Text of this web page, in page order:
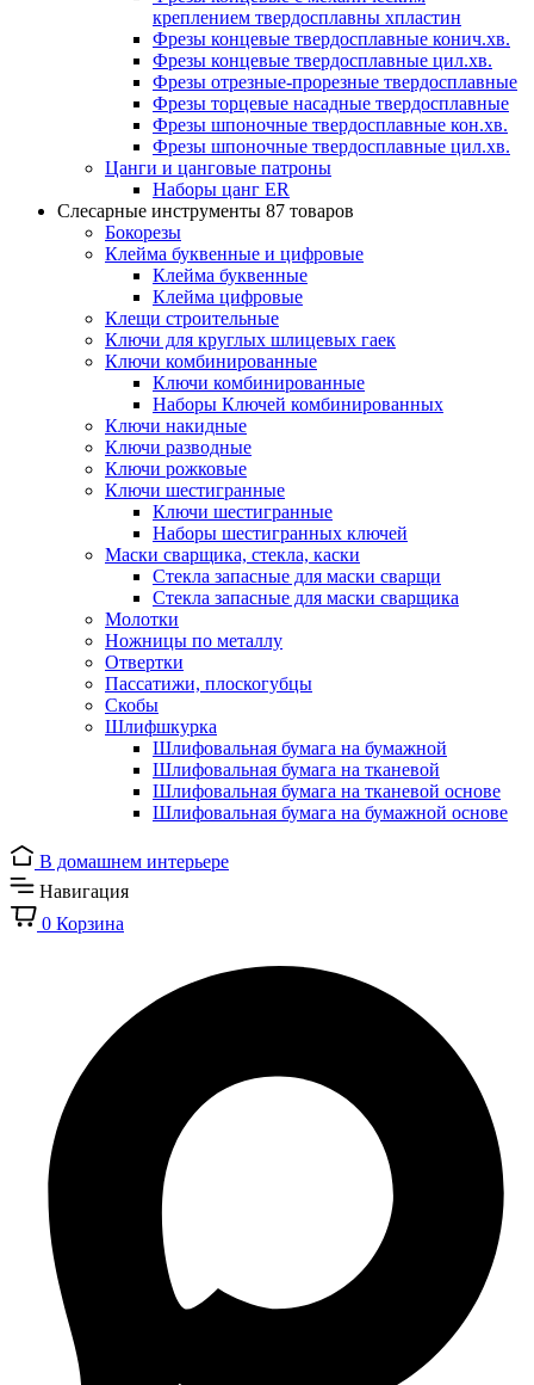
креплением твердосплавны хпластин
Фрезы концевые твердосплавные конич.хв.
Фрезы концевые твердосплавные цил.хв.
Фрезы отрезные-прорезные твердосплавные
Фрезы торцевые насадные твердосплавные
Фрезы шпоночные твердосплавные кон.хв.
Фрезы шпоночные твердосплавные цил.хв.
Цанги и цанговые патроны
Наборы цанг ER
Слесарные инструменты 87 товаров
Бокорезы
Клейма буквенные и цифровые
Клейма буквенные
Клейма цифровые
Клещи строительные
Ключи для круглых шлицевых гаек
Ключи комбинированные
Ключи комбинированные
Наборы Ключей комбинированных
Ключи накидные
Ключи разводные
Ключи рожковые
Ключи шестигранные
Ключи шестигранные
Наборы шестигранных ключей
Маски сварщика, стекла, каски
Стекла запасные для маски сварщи
Стекла запасные для маски сварщика
Молотки
Ножницы по металлу
Отвертки
Пассатижи, плоскогубцы
Скобы
Шлифшкурка
Шлифовальная бумага на бумажной
Шлифовальная бумага на тканевой
Шлифовальная бумага на тканевой основе
Шлифовальная бумага на бумажной основе
В домашнем интерьере
Навигация
0 Корзина